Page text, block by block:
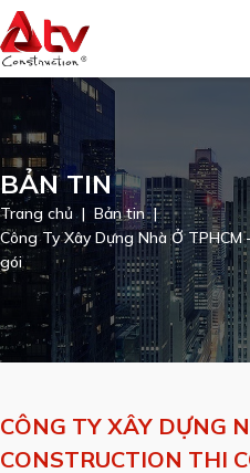
BẢN TIN
Trang chủ
Bản tin
Công Ty Xây Dựng Nhà Ở
gói
CÔNG TY XÂY DỰNG
CONSTRUCTION THI